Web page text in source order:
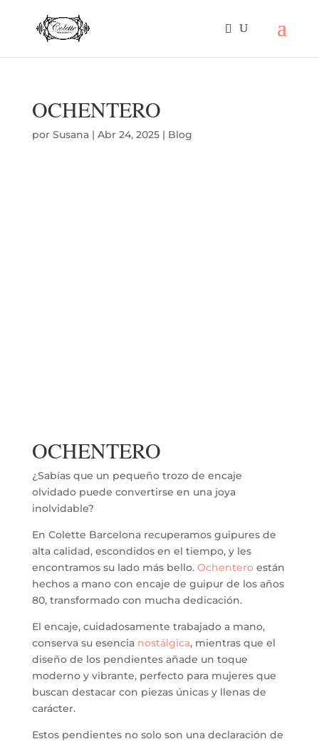
OCHENTERO
por Susana| Abr 24, 2025| Blog
OCHENTERO
¿Sabías que un pequeño trozo de encaje
olvidado puede convertirse en una joya
inolvidable?
En Colette Barcelona recuperamos guipures de
alta calidad, escondidos en el tiempo, y les
encontramos su lado más bello. Ochenteroestán
hechos a mano con encaje de guipur de los años
80, transformado con mucha dedicación.
El encaje, cuidadosamente trabajado a mano,
conserva su esencia nostálgica, mientras que el
diseño de los pendientes añade un toque
moderno y vibrante, perfecto para mujeres que
buscan destacar con piezas únicas y llenas de
carácter.
Estos pendientes no solo son una declaración de